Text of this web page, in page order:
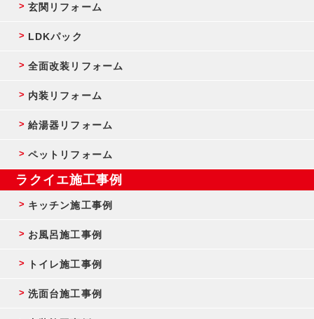
玄関リフォーム
LDKパック
全面改装リフォーム
内装リフォーム
給湯器リフォーム
ペットリフォーム
ラクイエ施工事例
キッチン施工事例
お風呂施工事例
トイレ施工事例
洗面台施工事例